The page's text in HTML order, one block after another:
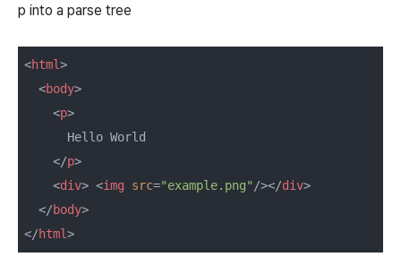
p into a parse tree
<html>
<body>
<p>
      Hello World
</p>
<div> <img src="example.png"/></div>
</body>
</html>